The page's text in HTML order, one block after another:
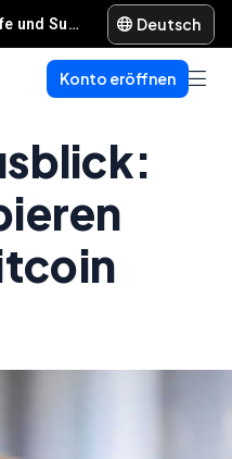
Hilfe und Support Deutsch
Konto eröffnen